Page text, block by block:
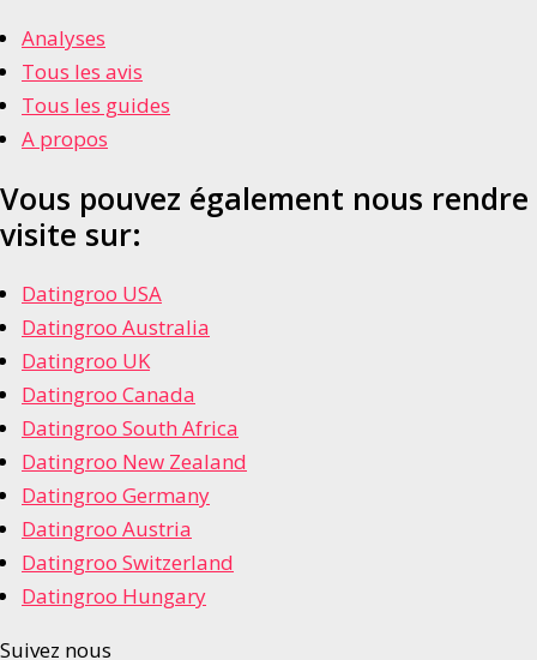
Analyses
Tous les avis
Tous les guides
A propos
Vous pouvez également nous rendre
visite sur:
Datingroo USA
Datingroo Australia
Datingroo UK
Datingroo Canada
Datingroo South Africa
Datingroo New Zealand
Datingroo Germany
Datingroo Austria
Datingroo Switzerland
Datingroo Hungary
Suivez nous